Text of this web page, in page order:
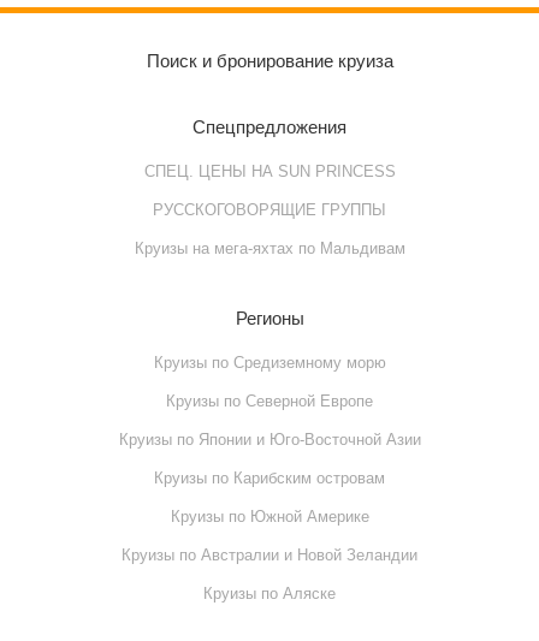
Поиск и бронирование круиза
Спецпредложения
СПЕЦ. ЦЕНЫ НА SUN PRINCESS
РУССКОГОВОРЯЩИЕ ГРУППЫ
Круизы на мега-яхтах по Мальдивам
Регионы
Круизы по Cредиземному морю
Круизы по Cеверной Европе
Круизы по Японии и Юго-Восточной Азии
Круизы по Карибским островам
Круизы по Южной Америке
Круизы по Австралии и Новой Зеландии
Круизы по Аляске